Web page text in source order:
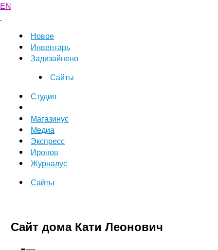
EN
Новое
Инвентарь
Задизайнено
Сайты
Студия
Магазинус
Медиа
Экспресс
Иронов
Журналус
Сайты
Сайт дома Кати Леонович